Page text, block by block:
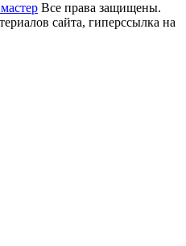
Все права защищены.
сайта, гиперссылка на